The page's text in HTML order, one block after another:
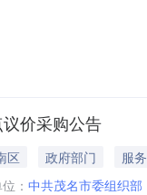
价采购公告
区 政府部门
服务
： 中共茂名市委组织部